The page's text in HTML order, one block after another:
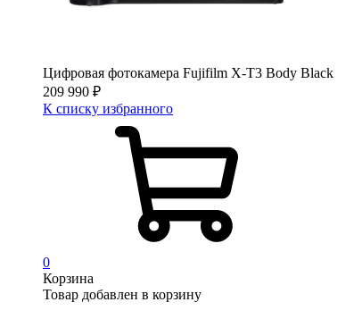
Цифровая фотокамера Fujifilm X-T3 Body Black
209 990 ₽
К списку избранного
0
Корзина
Товар добавлен в корзину